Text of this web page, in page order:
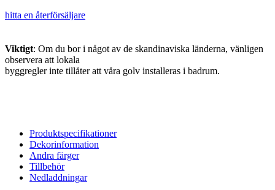
hitta en återförsäljare
Viktigt: Om du bor i något av de skandinaviska länderna, vänligen
observera att lokala
byggregler inte tillåter att våra golv installeras i badrum.
Produktspecifikationer
Dekorinformation
Andra färger
Tillbehör
Nedladdningar